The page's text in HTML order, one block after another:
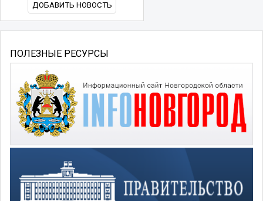
ДОБАВИТЬ НОВОСТЬ
ПОЛЕЗНЫЕ РЕСУРСЫ